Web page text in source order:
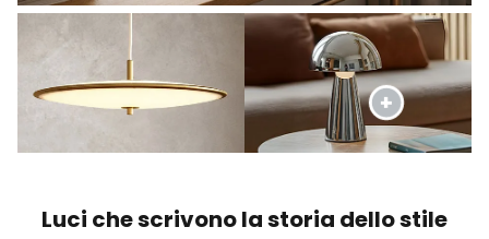
Luci che scrivono la storia dello stile